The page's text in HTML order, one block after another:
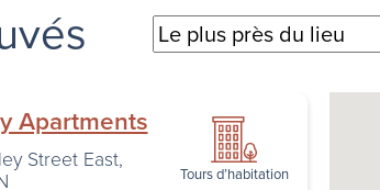
Apartments
Tours d’habitation
Street East,